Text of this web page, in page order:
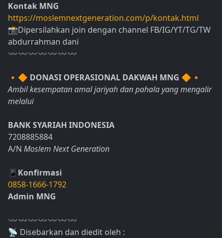
Kontak MNG
https://moslemnextgeneration.com/p/kontak.html
📸Dipersilahkan join dengan channel FB/IG/YT/TG/TW
abdurrahman dani
〰〰〰〰〰〰〰
🔸🔶 DONASI OPERASIONAL DAKWAH MNG 🔶🔸
Ambil kesempatan amal jariyah dan pahala yang mengalir
melalui
BANK SYARIAH INDONESIA
7208885884
A/N Moslem Next Generation
📱Konfirmasi
0858-1666-1792
Admin MNG
〰〰〰〰〰〰〰
📡 Disebarkan dan diedit oleh :